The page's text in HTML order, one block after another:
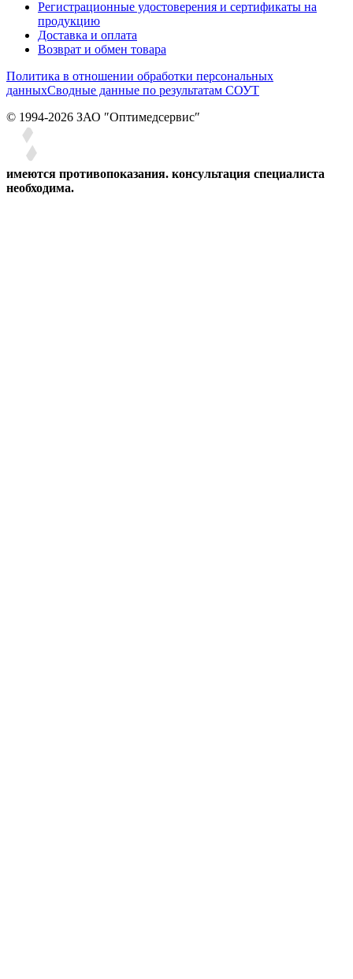
Регистрационные удостоверения и сертификаты на
продукцию
Доставка и оплата
Возврат и обмен товара
Политика в отношении обработки персональных
данныхСводные данные по результатам СОУТ
© 1994-2026 ЗАО ″Оптимедсервис″
имеются противопоказания. консультация специалиста
необходима.